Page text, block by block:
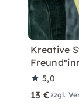
Kreative
5,0
13 €zzgl.